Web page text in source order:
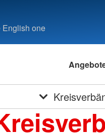
English one